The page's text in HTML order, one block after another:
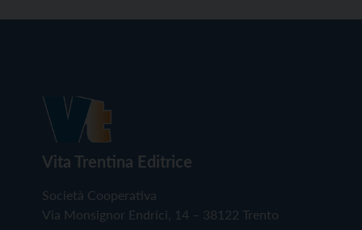
Vita Trentina Editrice
Società Cooperativa
Via Monsignor Endrici, 14 – 38122 Trento